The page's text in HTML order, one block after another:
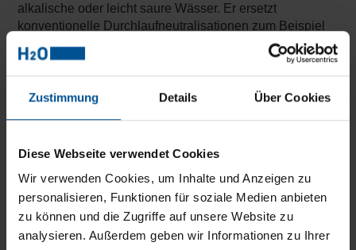
Zustimmung Details Über Cookies
Diese Webseite verwendet Cookies
Wir verwenden Cookies, um Inhalte und Anzeigen zu
personalisieren, Funktionen für soziale Medien anbieten
zu können und die Zugriffe auf unsere Website zu
analysieren. Außerdem geben wir Informationen zu Ihrer
alkalische oder leicht saure Wässer. Er ersetzt
konventionelle Durchlaufneutralisationen zum Beispiel
bei der Abwasseraufbereitung in der
Lackiervorbehandlung oder im Aluminiumdruckguss.
Durchlaufneutralisation wird überflüssig.
Der Destcontrol pH-Regler spart Platz. Denn diese direkt
Durchlaufneutralisation bei alkalischen oder schwach
sauren Prozessabwässern komplett. Zudem dient er der
Qualitätssteuerung zum Beispiel bei
Galvanikspülwässern.
Konstante Werte für bestes Destillat.